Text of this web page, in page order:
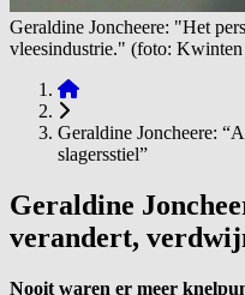
Geraldine Joncheere: "Het
vleesindustrie." (foto: Kwinten
Geraldine Joncheere:
slagersstiel”
Geraldine
verandert,
Nooit waren er meer